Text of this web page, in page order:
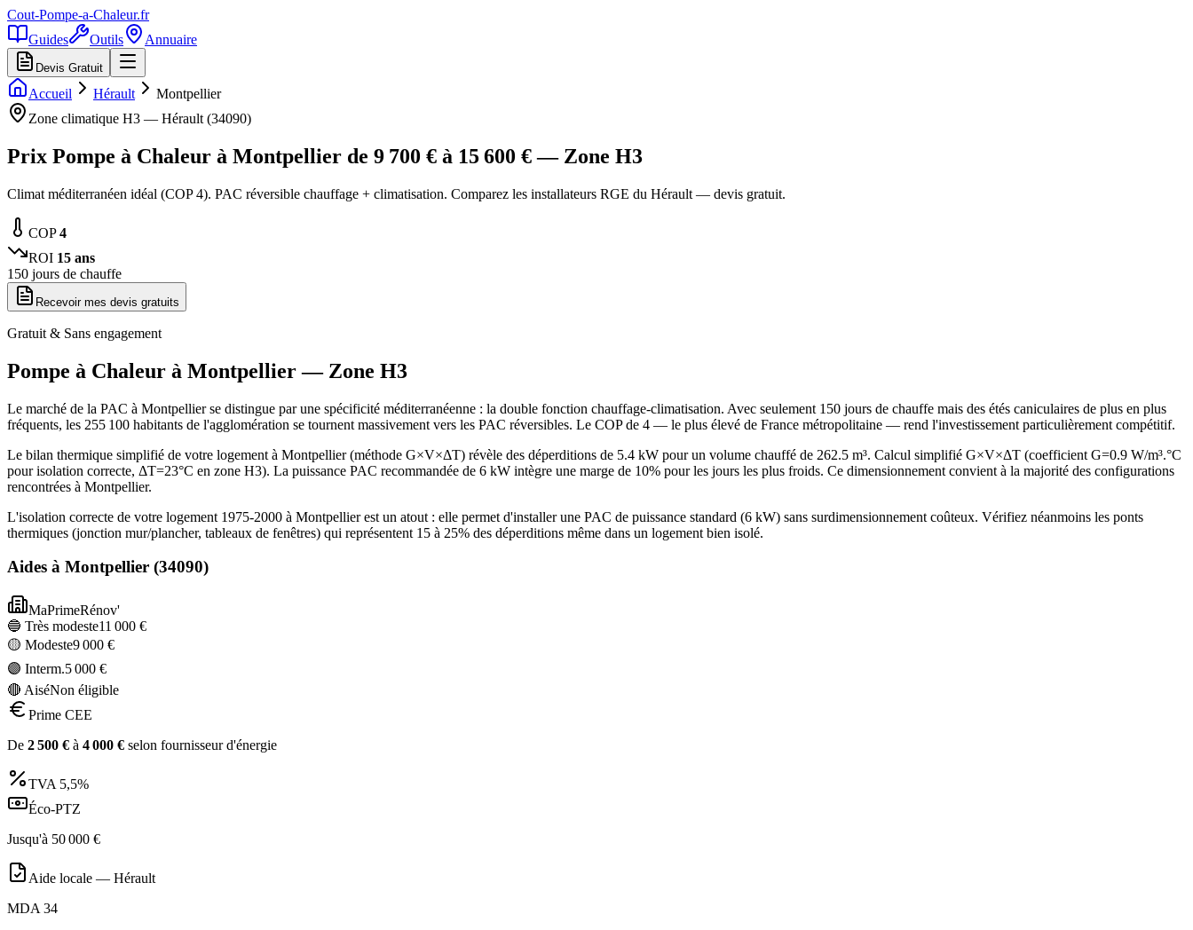
Cout-Pompe-a-Chaleur.fr
Guides
Outils Annuaire
Devis Gratuit
Accueil Hérault
Montpellier
Zone climatique H3 — Hérault (34090)
Prix Pompe à Chaleur à Montpellier de 9 700 € à 15 600 € — Zone H3
Climat méditerranéen idéal (COP 4). PAC réversible chauffage + climatisation. Comparez les installateurs RGE du Hérault — devis gratuit.
COP4
ROI 15 ans
150 jours de chauffe
Recevoir mes devis gratuits
Gratuit & Sans engagement
Pompe à Chaleur à Montpellier— Zone H3
Le marché de la PAC à Montpellier se distingue par une spécificité méditerranéenne : la double fonction chauffage-climatisation. Avec seulement 150 jours de chauffe mais des étés caniculaires de plus en plus
fréquents, les 255 100 habitants de l'agglomération se tournent massivement vers les PAC réversibles. Le COP de 4 — le plus élevé de France métropolitaine — rend l'investissement particulièrement compétitif.
Le bilan thermique simplifié de votre logement à Montpellier (méthode G×V×ΔT) révèle des déperditions de 5.4 kW pour un volume chauffé de 262.5 m³. Calcul simplifié G×V×ΔT (coefficient G=0.9 W/m³.°C
pour isolation correcte, ΔT=23°C en zone H3). La puissance PAC recommandée de 6 kW intègre une marge de 10% pour les jours les plus froids. Ce dimensionnement convient à la majorité des configurations
rencontrées à Montpellier.
L'isolation correcte de votre logement 1975-2000 à Montpellier est un atout : elle permet d'installer une PAC de puissance standard (6 kW) sans surdimensionnement coûteux. Vérifiez néanmoins les ponts
thermiques (jonction mur/plancher, tableaux de fenêtres) qui représentent 15 à 25% des déperditions même dans un logement bien isolé.
Aides à Montpellier (34090)
MaPrimeRénov'
🔵 Très modeste11 000 €
🟡 Modeste9 000 €
🟣 Interm.5 000 €
🔴 AiséNon éligible
Prime CEE
De 2 500 € à 4 000 € selon fournisseur d'énergie
TVA 5,5%
Éco-PTZ
Jusqu'à 50 000 €
Aide locale — Hérault
MDA 34